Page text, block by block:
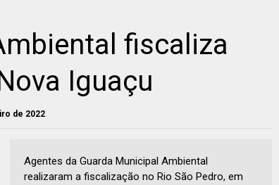
fiscaliza
Iguaçu
de 2022
Agentes da Guarda Municipal Ambiental
realizaram a fiscalização no Rio São Pedro, em